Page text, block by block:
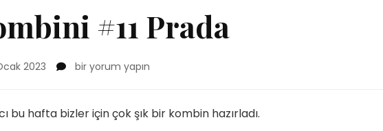
#11 Prada
2023
Haftanın
Prada
bir yorum yapın
bu hafta bizler için çok şık bir kombin hazırladı.